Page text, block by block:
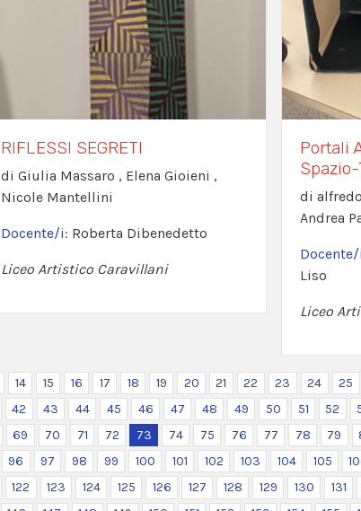
RIFLESSI SEGRETI
di Giulia Massaro , Elena Gioieni ,
Nicole Mantellini
Docente/i: Roberta Dibenedetto
Liceo Artistico Caravillani
Portali
di
Andrea
Liso
Liceo
14 15 16 17 18 19 20 21 22 23 24 25
42 43 44 45 46 47 48 49 50 51 52
69 70 71 72 73 74 75 76 77 78 79
96 97 98 99 100 101 102 103 104 105
122 123 124 125 126 127 128 129 130 131